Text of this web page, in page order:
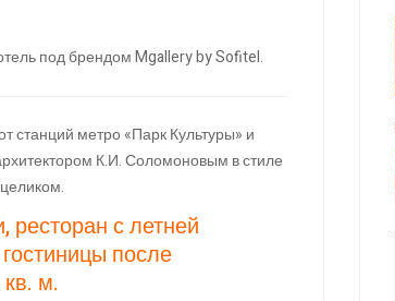
под брендом Mgallery by Sofitel.
станций метро «Парк Культуры» и
К.И. Соломоновым в стиле
ресторан с летней
после
м.